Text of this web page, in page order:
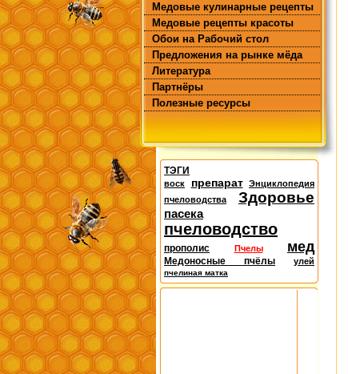
Медовые кулинарные рецепты
Медовые рецепты красоты
Обои на Рабочий стол
Предложения на рынке мёда
Литература
Партнёры
Полезные ресурсы
ТЭГИ
воск препарат
Энциклопедия
пчеловодства
Здоровье
пасека
пчеловодство
прополис Пчелы мед
Медоносные пчёлы улей
пчелиная матка